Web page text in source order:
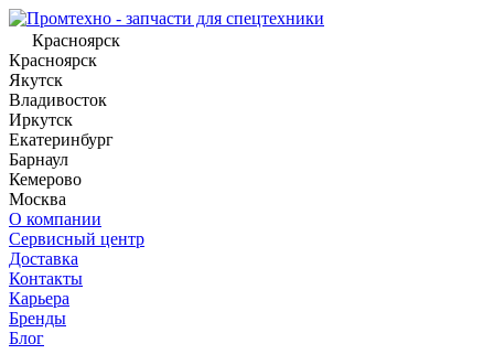
Красноярск
Красноярск
Якутск
Владивосток
Иркутск
Екатеринбург
Барнаул
Кемерово
Москва
О компании
Сервисный центр
Доставка
Контакты
Карьера
Бренды
Блог